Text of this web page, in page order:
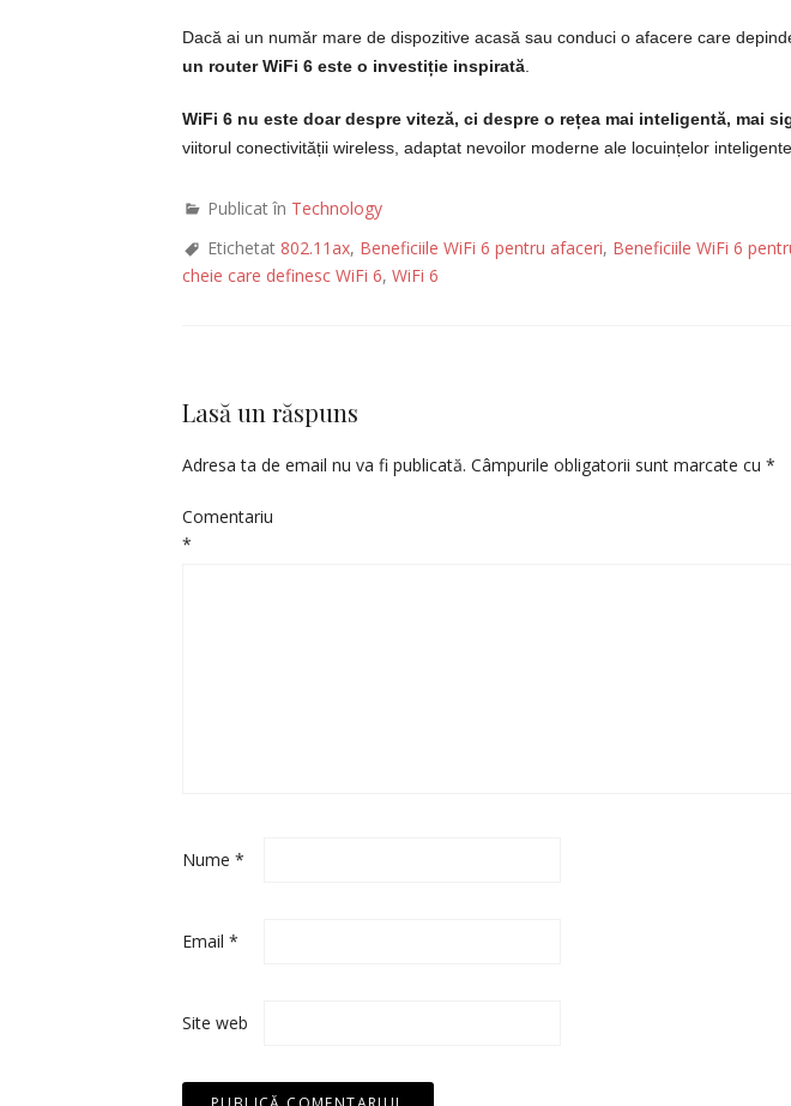
Dacă ai un număr mare de dispozitive acasă sau conduci o afacere care
un router WiFi 6 este o investiție inspirată
WiFi 6 nu este doar despre viteză, ci despre o rețea mai inteligentă, mai
viitorul conectivității wireless, adaptat nevoilor moderne ale locuințelor
Publicat în Technology
Etichetat 802.11ax, Beneficiile WiFi 6 pentru afaceri, Beneficiile WiFi 6
cheie care definesc WiFi 6, WiFi 6
Lasă un răspuns
Adresa ta de email nu va fi publicată. Câmpurile obligatorii sunt marcate cu *
Comentariu
*
Nume *
Email *
Site web